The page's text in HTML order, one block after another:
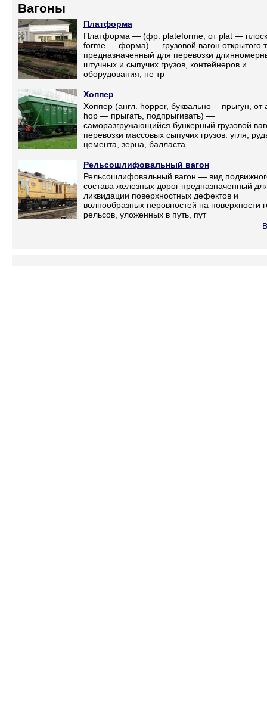
Вагоны
Платформа
Платформа — (фр. plateforme, от plat —
forme — форма) — грузовой вагон открытого
предназначенный для перевозки
штучных и сыпучих грузов, контейнеров и
оборудования, не тр
Хоппер
Хоппер (англ. hopper, буквально— прыгун, от
hop — прыгать, подпрыгивать) —
саморазгружающийся бункерный грузовой
перевозки массовых сыпучих грузов: угля,
цемента, зерна, балласта
Рельсошлифовальный вагон
Рельсошлифовальный вагон — вид
состава железных дорог предназначенный
ликвидации поверхностных дефектов и
волнообразных неровностей на поверхности
рельсов, уложенных в путь, пут